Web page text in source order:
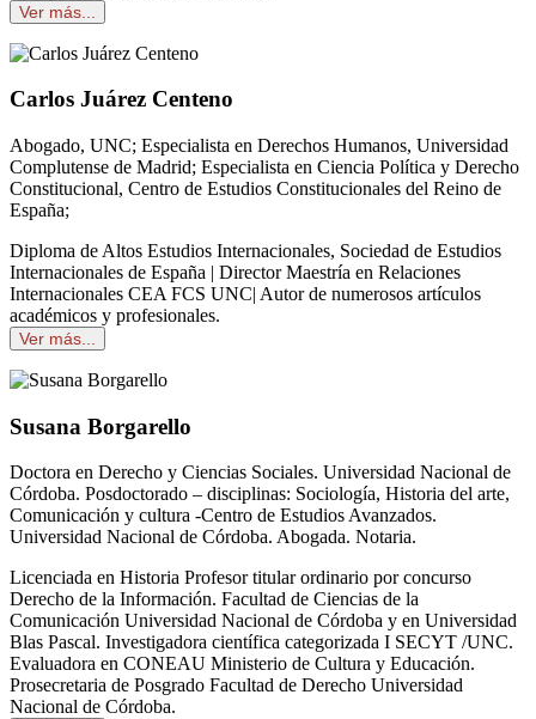
Ver más...
Carlos Juárez Centeno
Abogado, UNC; Especialista en Derechos Humanos, Universidad
Complutense de Madrid; Especialista en Ciencia Política y Derecho
Constitucional, Centro de Estudios Constitucionales del Reino de
España;
Diploma de Altos Estudios Internacionales, Sociedad de Estudios
Internacionales de España | Director Maestría en Relaciones
Internacionales CEA FCS UNC| Autor de numerosos artículos
académicos y profesionales.
Ver más...
Susana Borgarello
Doctora en Derecho y Ciencias Sociales. Universidad Nacional de
Córdoba. Posdoctorado – disciplinas: Sociología, Historia del arte,
Comunicación y cultura -Centro de Estudios Avanzados.
Universidad Nacional de Córdoba. Abogada. Notaria.
Licenciada en Historia Profesor titular ordinario por concurso
Derecho de la Información. Facultad de Ciencias de la
Comunicación Universidad Nacional de Córdoba y en Universidad
Blas Pascal. Investigadora científica categorizada I SECYT /UNC.
Evaluadora en CONEAU Ministerio de Cultura y Educación.
Prosecretaria de Posgrado Facultad de Derecho Universidad
Nacional de Córdoba.